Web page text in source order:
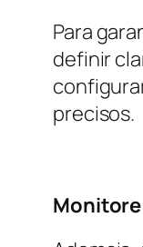
Para
definir
precisos.
Monitore